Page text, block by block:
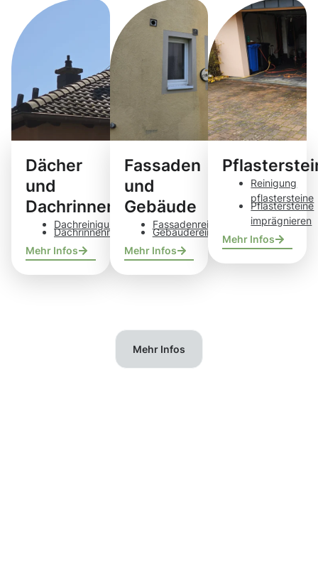
Dächer
und
Dachrinnen
Dachreinigung
Dachrinnenreinigung
Mehr Infos
Fassaden
und
Gebäude
Fassadenreinigung
Gebäudereinigung
Mehr Infos
Reinigung
pflastersteine
Pflastersteine
imprägnieren
Mehr Infos
Mehr Infos